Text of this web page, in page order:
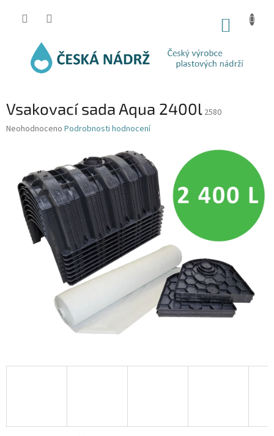
Vsakovací sada Aqua 2400l 2580
Průměrné
hvězdiček.
Neohodnoceno Podrobnosti hodnocení